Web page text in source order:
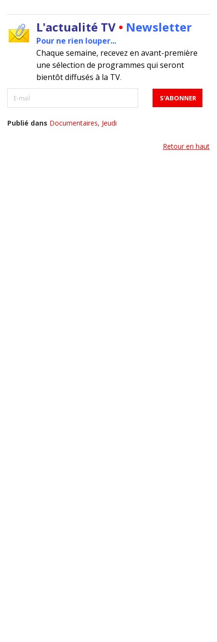
L'actualité TV • Newsletter
Pour ne rien louper...
Chaque semaine, recevez en avant-première
une sélection de programmes qui seront
bientôt diffusés à la TV.
Publié dans Documentaires, Jeudi
Retour en haut